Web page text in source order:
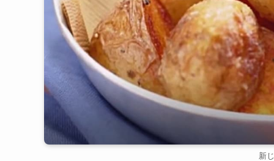
新